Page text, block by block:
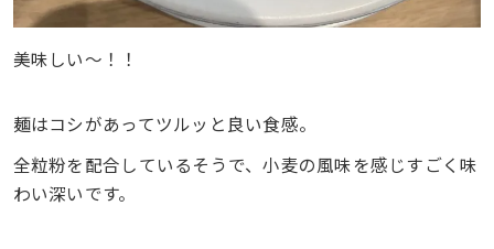
美味しい～！！
麺はコシがあってツルッと良い食感。
全粒粉を配合しているそうで、小麦の風味を感じすごく味
わい深いです。